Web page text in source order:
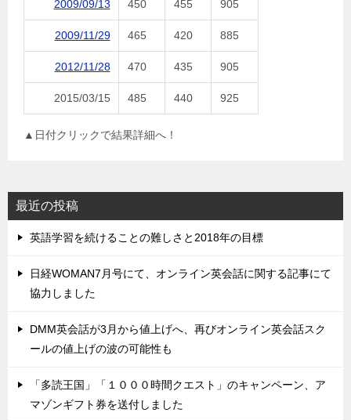
2009/09/13 450 455 905
2009/11/29 465 420 885
2012/11/28 470 435 905
2015/03/15 485 440 925
▲日付クリックで結果詳細へ！
最近の投稿
英語学習を続けることの難しさと2018年の目標
日経WOMAN7月号にて、オンライン英会話に関する記事にて
協力しました
DMM英会話が3月から値上げへ、再びオンライン英会話スク
ールの値上げの波の可能性も
「多読王国」「１０００時間クエスト」のキャンペーン、ア
マゾンギフト券を送付しました